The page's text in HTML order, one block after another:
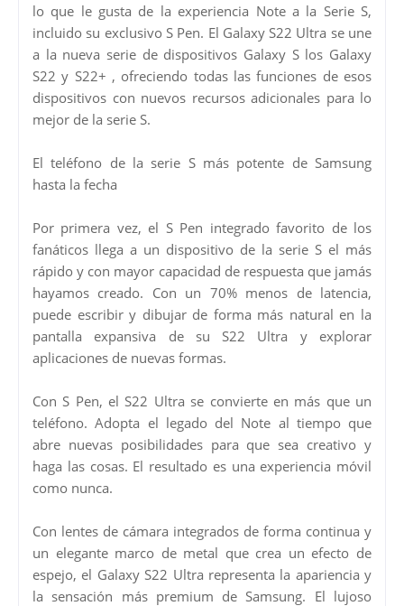
lo que le gusta de la experiencia Note a la Serie S,
incluido su exclusivo S Pen. El Galaxy S22 Ultra se une
a la nueva serie de dispositivos Galaxy S los Galaxy
S22 y S22+ , ofreciendo todas las funciones de esos
dispositivos con nuevos recursos adicionales para lo
mejor de la serie S.
El teléfono de la serie S más potente de Samsung
hasta la fecha
Por primera vez, el S Pen integrado favorito de los
fanáticos llega a un dispositivo de la serie S el más
rápido y con mayor capacidad de respuesta que jamás
hayamos creado. Con un 70% menos de latencia,
puede escribir y dibujar de forma más natural en la
pantalla expansiva de su S22 Ultra y explorar
aplicaciones de nuevas formas.
Con S Pen, el S22 Ultra se convierte en más que un
teléfono. Adopta el legado del Note al tiempo que
abre nuevas posibilidades para que sea creativo y
haga las cosas. El resultado es una experiencia móvil
como nunca.
Con lentes de cámara integrados de forma continua y
un elegante marco de metal que crea un efecto de
espejo, el Galaxy S22 Ultra representa la apariencia y
la sensación más premium de Samsung. El lujoso